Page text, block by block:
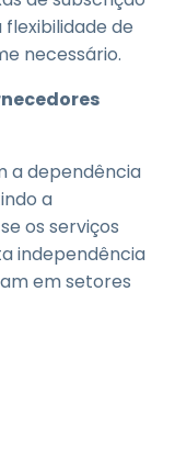
de
necessário.
a dependência
a
os serviços
independência
em setores